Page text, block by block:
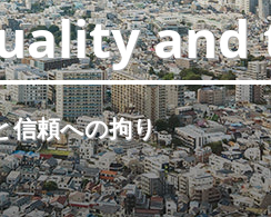
信頼への拘り